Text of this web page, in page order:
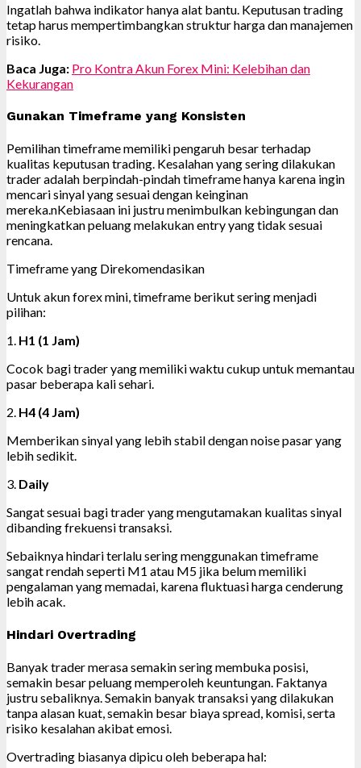
Ingatlah bahwa indikator hanya alat bantu. Keputusan trading
tetap harus mempertimbangkan struktur harga dan manajemen
risiko.
Baca Juga: Pro Kontra Akun Forex Mini: Kelebihan dan
Kekurangan
Gunakan Timeframe yang Konsisten
Pemilihan timeframe memiliki pengaruh besar terhadap
kualitas keputusan trading. Kesalahan yang sering dilakukan
trader adalah berpindah-pindah timeframe hanya karena ingin
mencari sinyal yang sesuai dengan keinginan
mereka.nKebiasaan ini justru menimbulkan kebingungan dan
meningkatkan peluang melakukan entry yang tidak sesuai
rencana.
Timeframe yang Direkomendasikan
Untuk akun forex mini, timeframe berikut sering menjadi
pilihan:
1. H1 (1 Jam)
Cocok bagi trader yang memiliki waktu cukup untuk memantau
pasar beberapa kali sehari.
2. H4 (4 Jam)
Memberikan sinyal yang lebih stabil dengan noise pasar yang
lebih sedikit.
3. Daily
Sangat sesuai bagi trader yang mengutamakan kualitas sinyal
dibanding frekuensi transaksi.
Sebaiknya hindari terlalu sering menggunakan timeframe
sangat rendah seperti M1 atau M5 jika belum memiliki
pengalaman yang memadai, karena fluktuasi harga cenderung
lebih acak.
Hindari Overtrading
Banyak trader merasa semakin sering membuka posisi,
semakin besar peluang memperoleh keuntungan. Faktanya
justru sebaliknya. Semakin banyak transaksi yang dilakukan
tanpa alasan kuat, semakin besar biaya spread, komisi, serta
risiko kesalahan akibat emosi.
Overtrading biasanya dipicu oleh beberapa hal: